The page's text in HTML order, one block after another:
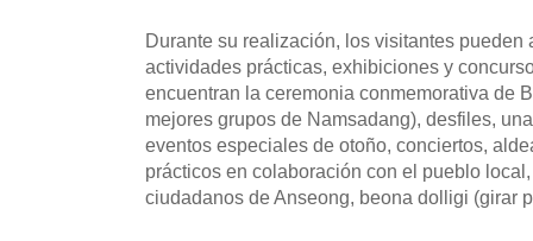
Durante su realización, los visitantes pueden
actividades prácticas, exhibiciones y
encuentran la ceremonia conmemorativa de
mejores grupos de Namsadang), desfiles,
eventos especiales de otoño, conciertos,
prácticos en colaboración con el pueblo
ciudadanos de Anseong, beona dolligi (girar